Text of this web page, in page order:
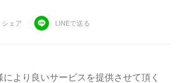
シェア LINEで送る
より良いサービスを提供させて頂く